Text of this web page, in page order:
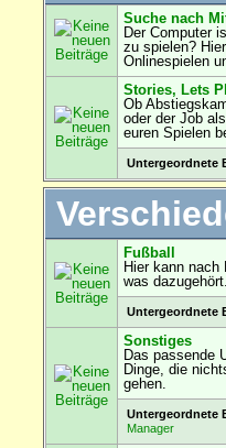
Suche nach
Der Computer
zu spielen?
Onlinespielen
Stories, Lets
Ob
oder der Job
euren Spielen
Untergeordnete
Fußball
Hier kann
was dazugehört.
Untergeordnete
Sonstiges
Das passende
Dinge, die
gehen.
Untergeordnete
Manager